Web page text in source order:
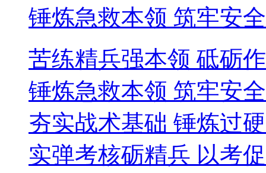
锤炼急救本领 筑牢安
苦练精兵强本领 砥砺
锤炼急救本领 筑牢安
夯实战术基础 锤炼过
实弹考核砺精兵 以考